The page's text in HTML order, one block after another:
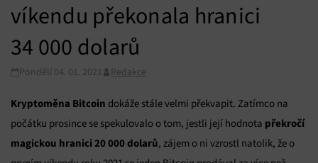
víkendu překonala hranici
34 000 dolarů
Pondělí 04. 01. 2021 Redakce
Kryptoměna Bitcoin dokáže stále velmi překvapit. Zatímco na
počátku prosince se spekulovalo o tom, jestli její hodnota překročí
magickou hranici 20 000 dolarů, zájem o ni vzrostl natolik, že o